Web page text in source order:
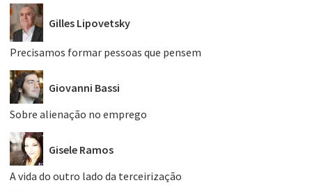
Gilles Lipovetsky
Precisamos formar pessoas que pensem
Giovanni Bassi
Sobre alienação no emprego
Gisele Ramos
A vida do outro lado da terceirização